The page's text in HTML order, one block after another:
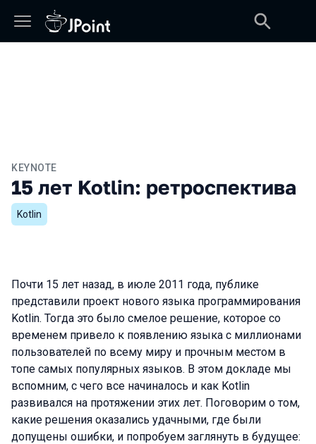
KEYNOTE
15 лет Kotlin: ретроспектива
Kotlin
Почти 15 лет назад, в июле 2011 года, публике
представили проект нового языка программирования
Kotlin. Тогда это было смелое решение, которое со
временем привело к появлению языка с миллионами
пользователей по всему миру и прочным местом в
топе самых популярных языков. В этом докладе мы
вспомним, с чего все начиналось и как Kotlin
развивался на протяжении этих лет. Поговорим о том,
какие решения оказались удачными, где были
допущены ошибки, и попробуем заглянуть в будущее: